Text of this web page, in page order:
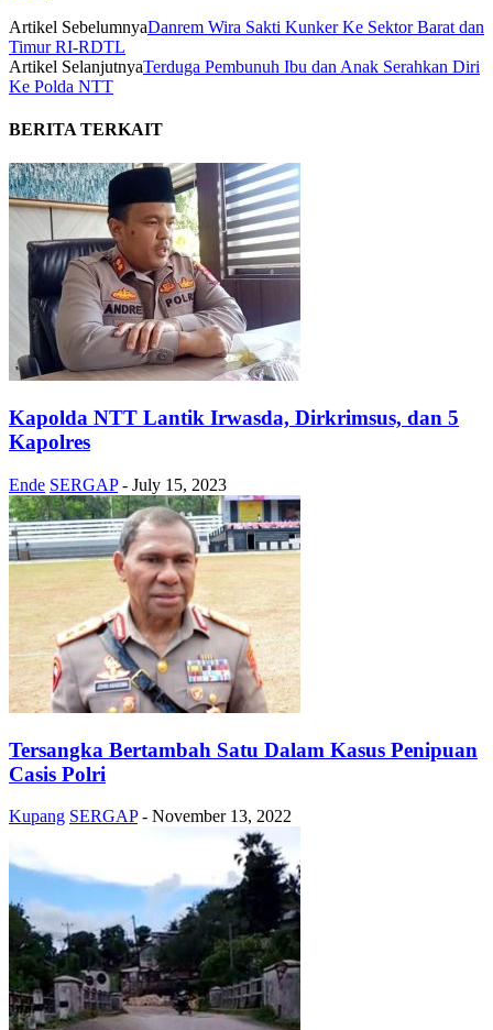
Artikel SebelumnyaDanrem Wira Sakti Kunker Ke Sektor Barat dan
Timur RI-RDTL
Artikel SelanjutnyaTerduga Pembunuh Ibu dan Anak Serahkan Diri
Ke Polda NTT
BERITA TERKAIT
Kapolda NTT Lantik Irwasda, Dirkrimsus, dan 5
Kapolres
Ende SERGAP - July 15, 2023
Tersangka Bertambah Satu Dalam Kasus Penipuan
Casis Polri
Kupang SERGAP - November 13, 2022